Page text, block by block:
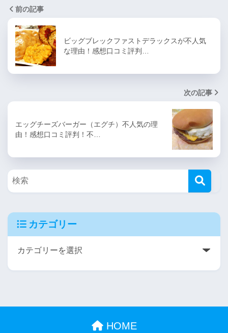
前の記事
ビッグブレックファストデラックスが不人気
な理由！感想口コミ評判…
次の記事
エッグチーズバーガー（エグチ）不人気の理
由！感想口コミ評判！不…
カテゴリー
HOME